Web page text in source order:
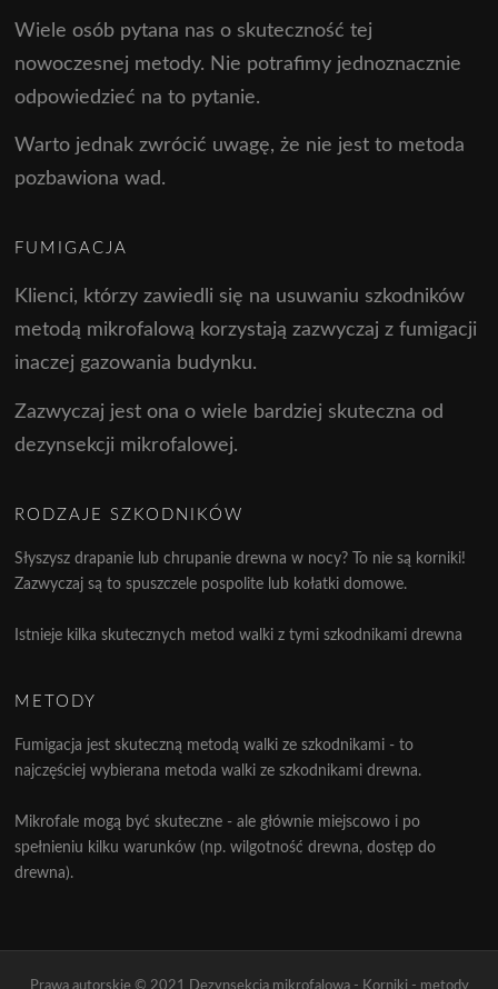
Wiele osób pytana nas o skuteczność tej
nowoczesnej metody. Nie potrafimy jednoznacznie
odpowiedzieć na to pytanie.
Warto jednak zwrócić uwagę, że nie jest to metoda
pozbawiona wad.
FUMIGACJA
Klienci, którzy zawiedli się na usuwaniu szkodników
metodą mikrofalową korzystają zazwyczaj z fumigacji
inaczej gazowania budynku.
Zazwyczaj jest ona o wiele bardziej skuteczna od
dezynsekcji mikrofalowej.
RODZAJE SZKODNIKÓW
Słyszysz drapanie lub chrupanie drewna w nocy? To nie są korniki!
Zazwyczaj są to spuszczele pospolite lub kołatki domowe.
Istnieje kilka skutecznych metod walki z tymi szkodnikami drewna
METODY
Fumigacja jest skuteczną metodą walki ze szkodnikami - to
najczęściej wybierana metoda walki ze szkodnikami drewna.
Mikrofale mogą być skuteczne - ale głównie miejscowo i po
spełnieniu kilku warunków (np. wilgotność drewna, dostęp do
drewna).